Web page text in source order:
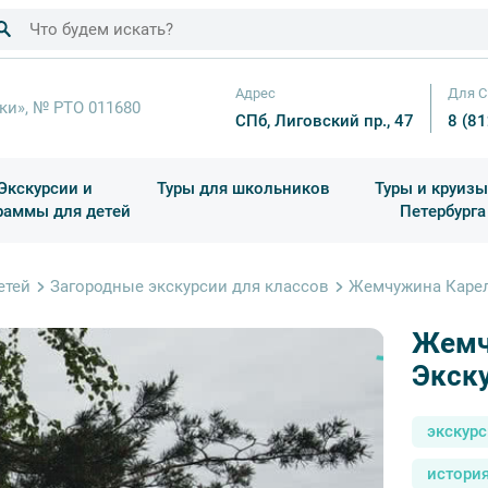
№ РТО 011680
Адрес
СПб, Лиговский пр., 47
Для
8
и
для детей
Туры для школьников
Туры и
Петербурга
Загородные экскурсии для классов Жемчужина